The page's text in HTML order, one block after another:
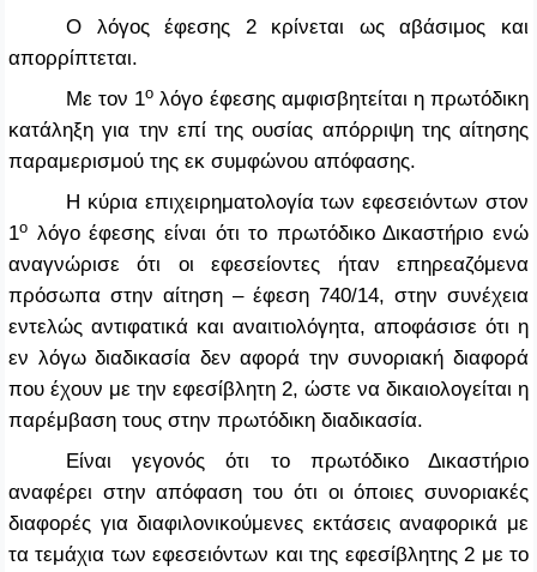
Ο λόγος έφεσης 2 κρίνεται ως αβάσιμος και
απορρίπτεται.
Με τον 1ο λόγο έφεσης αμφισβητείται η πρωτόδικη
κατάληξη για την επί της ουσίας απόρριψη της αίτησης
παραμερισμού της εκ συμφώνου απόφασης.
Η κύρια επιχειρηματολογία των εφεσειόντων στον
1ο λόγο έφεσης είναι ότι το πρωτόδικο Δικαστήριο ενώ
αναγνώρισε ότι οι εφεσείοντες ήταν επηρεαζόμενα
πρόσωπα στην αίτηση – έφεση 740/14, στην συνέχεια
εντελώς αντιφατικά και αναιτιολόγητα, αποφάσισε ότι η
εν λόγω διαδικασία δεν αφορά την συνοριακή διαφορά
που έχουν με την εφεσίβλητη 2, ώστε να δικαιολογείται η
παρέμβαση τους στην πρωτόδικη διαδικασία.
Είναι γεγονός ότι το πρωτόδικο Δικαστήριο
αναφέρει στην απόφαση του ότι οι όποιες συνοριακές
διαφορές για διαφιλονικούμενες εκτάσεις αναφορικά με
τα τεμάχια των εφεσειόντων και της εφεσίβλητης 2 με το